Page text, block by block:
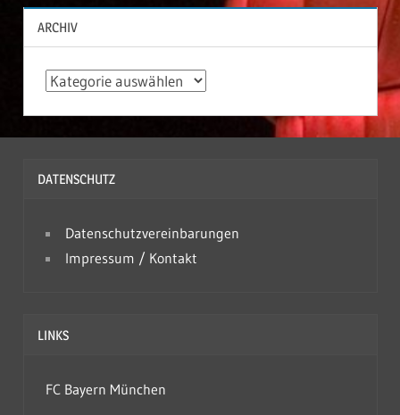
ARCHIV
A
i
DATENSCHUTZ
Datenschutzvereinbarungen
Impressum / Kontakt
LINKS
FC Bayern München